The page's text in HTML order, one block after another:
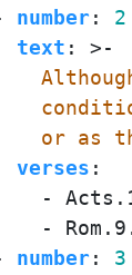
number:
2
text : >-
or as
verses :
-
-
number:
3